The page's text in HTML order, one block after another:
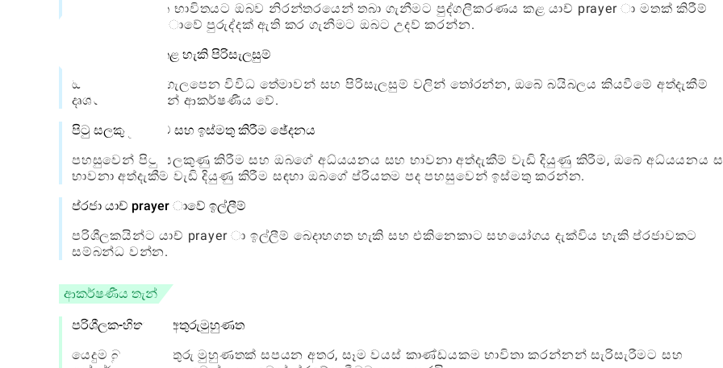
ඔබේ අධ්යාත්මික භාවිතයට ඔබව නිරන්තරයෙන් තබා ගැනීමට පුද්ගලීකරණය කළ යාච් prayer ා මතක් කිරීම්
සකසන්න, යාච් .ාවේ පුරුද්දක් ඇති කර ගැනීමට ඔබට උදව් කරන්න.
අභිරුචිකරණය කළ හැකි පිරිසැලසුම්
ඔබේ ශෛලියට ගැලපෙන විවිධ තේමාවන් සහ පිරිසැලසුම් වලින් තෝරන්න, ඔබේ බයිබලය කියවීමේ අත්දැකීම්
දෘශ්යමය වශයෙන් ආකර්ෂණීය වේ.
පිටු සලකුණු කිරීම සහ ඉස්මතු කිරීම ඡේදනය
පහසුවෙන් පිටු සලකුණු කිරීම සහ ඔබගේ අධ්යයනය සහ භාවනා අත්දැකීම් වැඩි දියුණු කිරීම, ඔබේ අධ්යයනය
භාවනා අත්දැකීම් වැඩි දියුණු කිරීම සඳහා ඔබගේ ප්රියතම පද පහසුවෙන් ඉස්මතු කරන්න.
ප්රජා යාච් prayer ාවේ ඉල්ලීම්
පරිශීලකයින්ට යාච් prayer ා ඉල්ලීම් බෙදාහගත හැකි සහ එකිනෙකාට සහයෝගය දැක්විය හැකි ප්රජාවකට
සම්බන්ධ වන්න.
ආකර්ෂණීය තැන්
පරිශීලක-හිතකාමී අතුරුමුහුණත
යෙදුම බුද්ධිමත් අතුරු මුහුණතක් සපයන අතර, සෑම වයස් කාණ්ඩයකම භාවිතා කරන්නන් සැරිසැරීමට සහ